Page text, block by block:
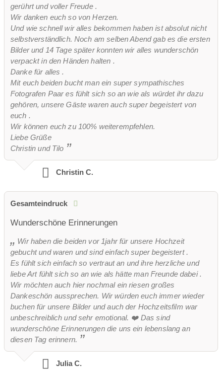
gerührt und voller Freude .
Wir danken euch so von Herzen.
Und wie schnell wir alles bekommen haben ist absolut nicht
selbstverständlich. Noch am selben Abend gab es die ersten
Bilder und 14 Tage später konnten wir alles wunderschön
verpackt in den Händen halten .
Danke für alles .
Mit euch beiden bucht man ein super sympathisches
Fotografen Paar es fühlt sich so an wie als würdet ihr dazu
gehören, unsere Gäste waren auch super begeistert von
euch .
Wir können euch zu 100% weiterempfehlen.
Liebe Grüße
Christin und Tilo
Christin C.
Gesamteindruck
Wunderschöne Erinnerungen
Wir haben die beiden vor 1jahr für unsere Hochzeit
gebucht und waren und sind einfach super begeistert .
Es fühlt sich einfach so vertraut an und ihre herzliche und
liebe Art fühlt sich so an wie als hätte man Freunde dabei .
Wir möchten auch hier nochmal ein riesen großes
Dankeschön aussprechen. Wir würden euch immer wieder
buchen für unsere Bilder und auch der Hochzeitsfilm war
unbeschreiblich und sehr emotional. ❤️ Das sind
wunderschöne Erinnerungen die uns ein lebenslang an
diesen Tag erinnern.
Julia C.